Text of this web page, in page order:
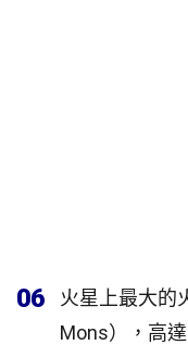
06
火星上最大的
Mons），高